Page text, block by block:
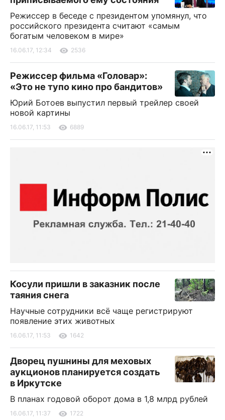
Режиссер в беседе с президентом упомянул, что
российского президента считают «самым
богатым человеком в мире»
16.06.17, 12:34 2536
Режиссер фильма «Головар»:
«Это не тупо кино про бандитов»
Юрий Ботоев выпустил первый трейлер своей
новой картины
16.06.17, 11:53 6889
Косули пришли в заказник после
таяния снега
Научные сотрудники всё чаще регистрируют
появление этих животных
16.06.17, 11:53 1642
Дворец пушнины для меховых
аукционов планируется создать
в Иркутске
В планах годовой оборот дома в 1,8 млрд рублей
16.06.17, 11:37 1722